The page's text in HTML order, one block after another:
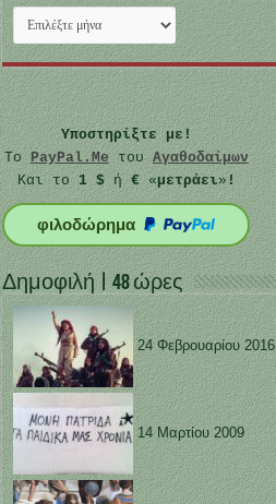
Ιστορικό
Υποστηρίξτε με!
ΤοPayPal.Meτου Αγαθοδαίμων
Και το1 $ή € «μετράει»!
φιλοδώρημα
Δημοφιλή | 48 ώρες
24 Φεβρουαρίου 2016
14 Μαρτίου 2009